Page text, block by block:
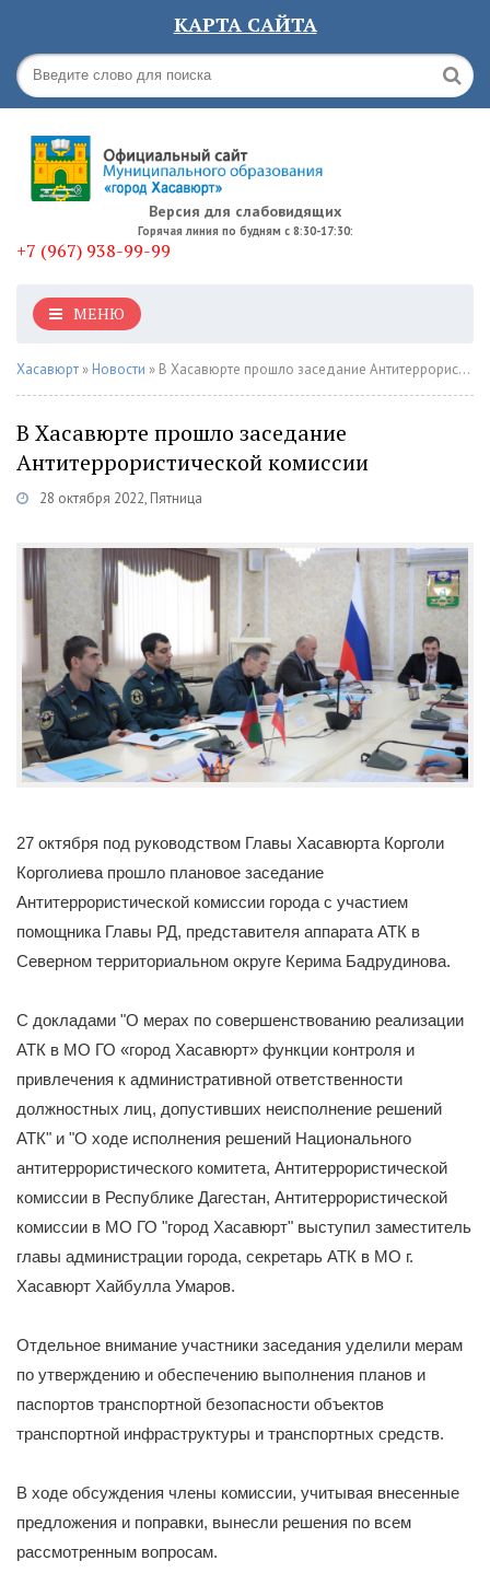
КАРТА САЙТА
Версия для слабовидящих
Горячая линия по будням с 8:30-17:30:
+7 (967) 938-99-99
МЕНЮ
Хасавюрт » Новости » В Хасавюрте прошло заседание Антитеррористической комиссии
В Хасавюрте прошло заседание
Антитеррористической комиссии
28 октября 2022, Пятница
27 октября под руководством Главы Хасавюрта Корголи
Корголиева прошло плановое заседание
Антитеррористической комиссии города с участием
помощника Главы РД, представителя аппарата АТК в
Северном территориальном округе Керима Бадрудинова.
С докладами "О мерах по совершенствованию реализации
АТК в МО ГО «город Хасавюрт» функции контроля и
привлечения к административной ответственности
должностных лиц, допустивших неисполнение решений
АТК" и "О ходе исполнения решений Национального
антитеррористического комитета, Антитеррористической
комиссии в Республике Дагестан, Антитеррористической
комиссии в МО ГО "город Хасавюрт" выступил заместитель
главы администрации города, секретарь АТК в МО г.
Хасавюрт Хайбулла Умаров.
Отдельное внимание участники заседания уделили мерам
по утверждению и обеспечению выполнения планов и
паспортов транспортной безопасности объектов
транспортной инфраструктуры и транспортных средств.
В ходе обсуждения члены комиссии, учитывая внесенные
предложения и поправки, вынесли решения по всем
рассмотренным вопросам.